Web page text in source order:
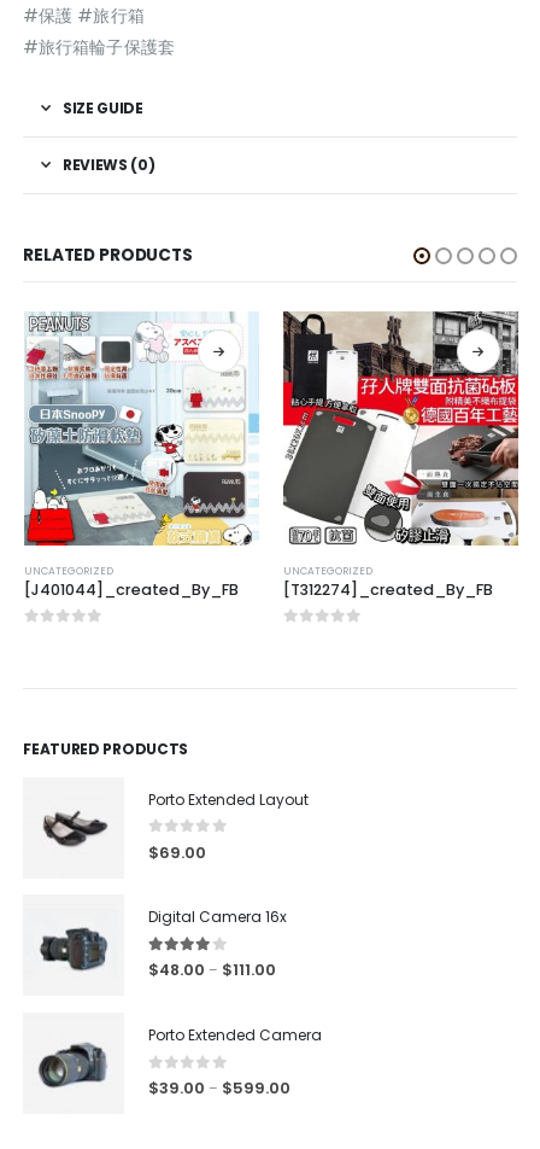
#保護 #旅行箱
#旅行箱輪子保護套
SIZE GUIDE
REVIEWS (0)
RELATED PRODUCTS
UNCATEGORIZED
[J401044]_created_By_FB
UNCATEGORIZED
[T312274]_created_By_FB
FEATURED PRODUCTS
Porto Extended Layout
0 out of 5
$69.00
Digital Camera 16x
4.00out of 5
$48.00 – $111.00
Porto Extended Camera
0out of 5
$39.00 – $599.00